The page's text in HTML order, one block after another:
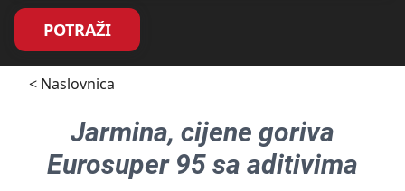
POTRAŽI
< Naslovnica
Jarmina, cijene goriva
Eurosuper 95 sa aditivima